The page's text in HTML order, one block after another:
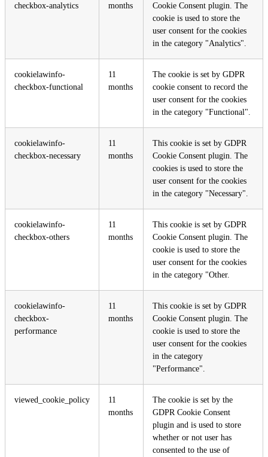
checkbox-analytics
months
Cookie Consent plugin. The
cookie is used to store the
user consent for the cookies
in the category "Analytics".
cookielawinfo-
checkbox-functional
11
months
The cookie is set by GDPR
cookie consent to record the
user consent for the cookies
in the category "Functional".
cookielawinfo-
checkbox-necessary
11
months
This cookie is set by GDPR
Cookie Consent plugin. The
cookies is used to store the
user consent for the cookies
in the category "Necessary".
cookielawinfo-
checkbox-others
11
months
This cookie is set by GDPR
Cookie Consent plugin. The
cookie is used to store the
user consent for the cookies
in the category "Other.
cookielawinfo-
checkbox-
performance
11
months
This cookie is set by GDPR
Cookie Consent plugin. The
cookie is used to store the
user consent for the cookies
in the category
"Performance".
viewed_cookie_policy
11
months
The cookie is set by the
GDPR Cookie Consent
plugin and is used to store
whether or not user has
consented to the use of